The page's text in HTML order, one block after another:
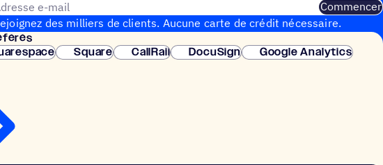
e-mail
Commencer
des milliers de clients. Aucune carte de crédit nécessaire.
instantanée.
Square CallRail DocuSign
Google Analytics